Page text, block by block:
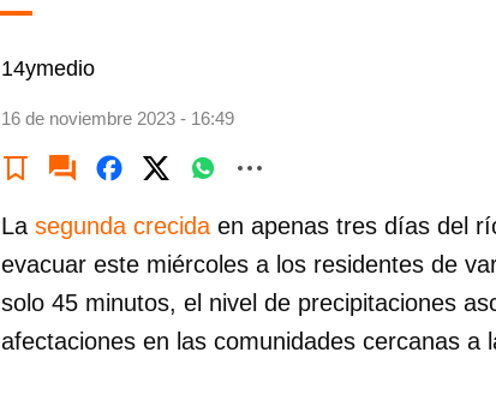
14ymedio
16 de noviembre 2023 - 16:49
La segunda crecida en apenas tres días del
evacuar este miércoles a los residentes de
solo 45 minutos, el nivel de precipitaciones
afectaciones en las comunidades cercanas a